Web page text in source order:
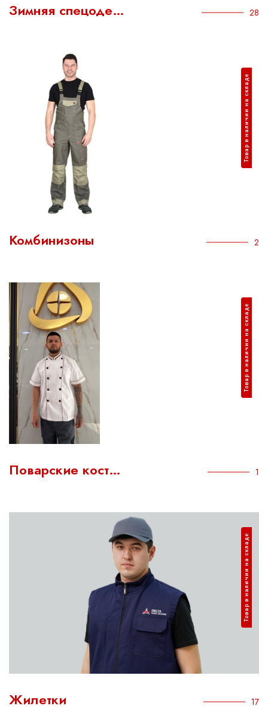
Зимняя спецоде… 28
Товар в наличии на складе
Комбинизоны 2
Товар в наличии на складе
Поварские кост… 1
Товар в наличии на складе
Жилетки 17